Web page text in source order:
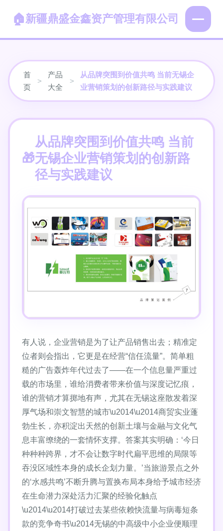
新疆鼎盛金鑫资产管理有限公司
首
页
>
产品
大全
>
从品牌突围到价值共鸣 当前无锡企
业营销策划的创新路径与实践建议
从品牌突围到价值共鸣 当前
无锡企业营销策划的创新路
径与实践建议
有人说，企业营销是为了让产品销售出去；精准定
位者则会指出，它更是在经营“信任流量”。简单粗
糙的广告轰炸年代过去了——在一个信息量严重过
载的市场里，谁给消费者带来价值与深度记忆痕，
谁的营销才算掷地有声，尤其在无锡这座散发着深
厚气场和崇文智慧的城市\u2014\u2014商贸实业蓬
勃生长，亦积淀出天然的创新土壤与金融与文化气
息丰富缭绕的一套情怀支撑。答案其实明确：‘今日
种种种跨界，才不会让数字时代扁平思维的局限等
吞没区域性本身的成长企划力量。’当旅游景点之外
的‘水感共鸣’不断升腾与置换布局本身给予城市经济
在生命潜力深处活力汇聚的经验化触点
\u2014\u2014打破过去某些依赖快流量与病毒短条
款的竞争奇书\u2014无锡的中高级中小企业便顺理